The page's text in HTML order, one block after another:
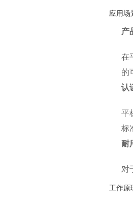
应用场
产
在
的
认
平
标
耐
对
工作原